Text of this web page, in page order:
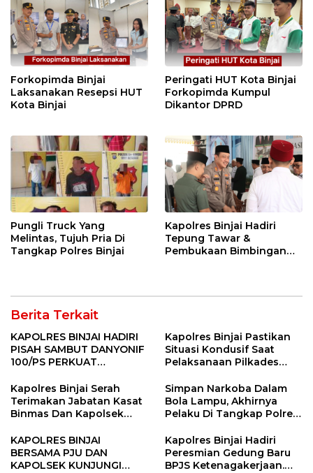
Forkopimda Binjai
Laksanakan Resepsi HUT
Kota Binjai
Peringati HUT Kota Binjai
Forkopimda Kumpul
Dikantor DPRD
Pungli Truck Yang
Melintas, Tujuh Pria Di
Tangkap Polres Binjai
Kapolres Binjai Hadiri
Tepung Tawar &
Pembukaan Bimbingan
Berita Terkait
KAPOLRES BINJAI HADIRI
PISAH SAMBUT DANYONIF
100/PS PERKUAT
Kapolres Binjai Pastikan
Situasi Kondusif Saat
Pelaksanaan Pilkades
Kapolres Binjai Serah
Terimakan Jabatan Kasat
Binmas Dan Kapolsek
Simpan Narkoba Dalam
Bola Lampu, Akhirnya
Pelaku Di Tangkap Polres
KAPOLRES BINJAI
BERSAMA PJU DAN
KAPOLSEK KUNJUNGI
Kapolres Binjai Hadiri
Peresmian Gedung Baru
BPJS Ketenagakerjaan.